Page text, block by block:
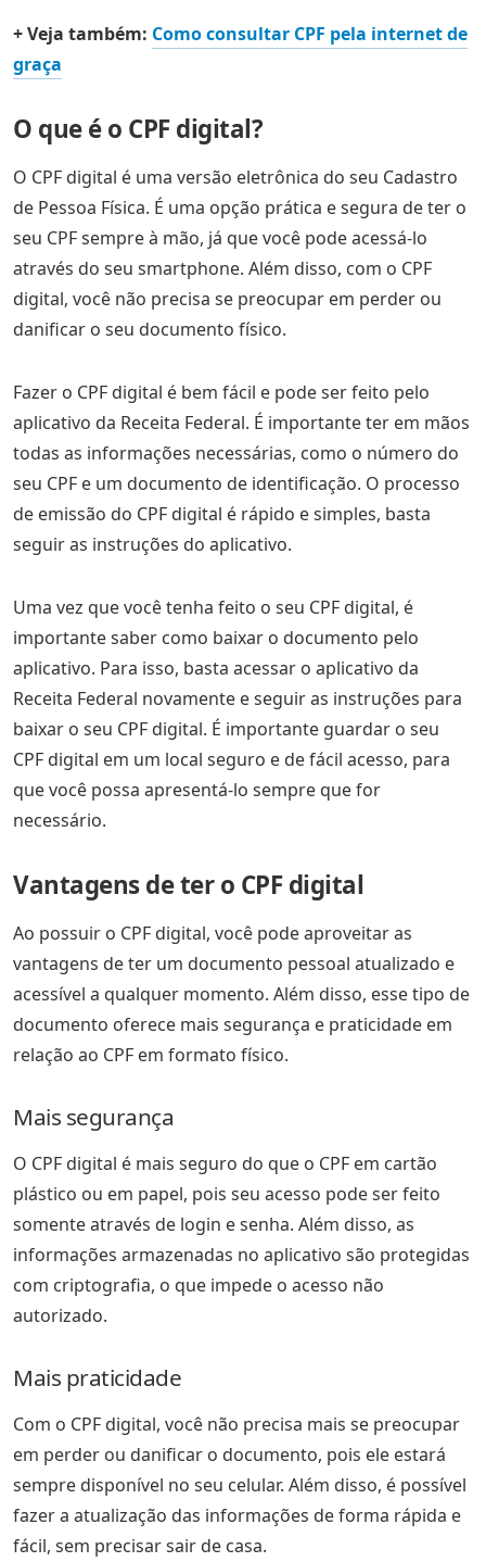
+ Veja também: Como consultar CPF pela internet de
graça
O que é o CPF digital?
O CPF digital é uma versão eletrônica do seu Cadastro
de Pessoa Física. É uma opção prática e segura de ter o
seu CPF sempre à mão, já que você pode acessá-lo
através do seu smartphone. Além disso, com o CPF
digital, você não precisa se preocupar em perder ou
danificar o seu documento físico.
Fazer o CPF digital é bem fácil e pode ser feito pelo
aplicativo da Receita Federal. É importante ter em mãos
todas as informações necessárias, como o número do
seu CPF e um documento de identificação. O processo
de emissão do CPF digital é rápido e simples, basta
seguir as instruções do aplicativo.
Uma vez que você tenha feito o seu CPF digital, é
importante saber como baixar o documento pelo
aplicativo. Para isso, basta acessar o aplicativo da
Receita Federal novamente e seguir as instruções para
baixar o seu CPF digital. É importante guardar o seu
CPF digital em um local seguro e de fácil acesso, para
que você possa apresentá-lo sempre que for
necessário.
Vantagens de ter o CPF digital
Ao possuir o CPF digital, você pode aproveitar as
vantagens de ter um documento pessoal atualizado e
acessível a qualquer momento. Além disso, esse tipo de
documento oferece mais segurança e praticidade em
relação ao CPF em formato físico.
Mais segurança
O CPF digital é mais seguro do que o CPF em cartão
plástico ou em papel, pois seu acesso pode ser feito
somente através de login e senha. Além disso, as
informações armazenadas no aplicativo são protegidas
com criptografia, o que impede o acesso não
autorizado.
Mais praticidade
Com o CPF digital, você não precisa mais se preocupar
em perder ou danificar o documento, pois ele estará
sempre disponível no seu celular. Além disso, é possível
fazer a atualização das informações de forma rápida e
fácil, sem precisar sair de casa.